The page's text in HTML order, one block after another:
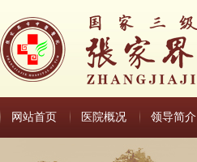
网站首页 医院概况 领导简介